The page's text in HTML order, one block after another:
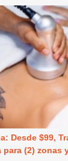
Desde $99,
(2) zonas